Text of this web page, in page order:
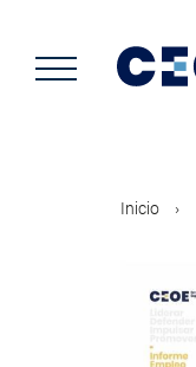
contenido
principal
Inicio